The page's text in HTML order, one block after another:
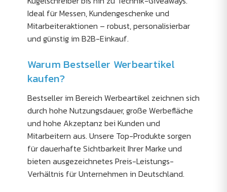
Ideal für Messen, Kundengeschenke und
Mitarbeiteraktionen – robust, personalisierbar
und günstig im B2B-Einkauf.
Warum Bestseller Werbeartikel
kaufen?
Bestseller im Bereich Werbeartikel zeichnen sich
durch hohe Nutzungsdauer, große Werbefläche
und hohe Akzeptanz bei Kunden und
Mitarbeitern aus. Unsere Top-Produkte sorgen
für dauerhafte Sichtbarkeit Ihrer Marke und
bieten ausgezeichnetes Preis-Leistungs-
Verhältnis für Unternehmen in Deutschland.